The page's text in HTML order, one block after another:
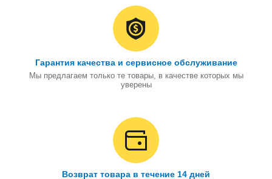
Гарантия качества и сервисное обслуживание
Мы предлагаем только те товары, в качестве которых мы
уверены
Возврат товара в течение 14 дней